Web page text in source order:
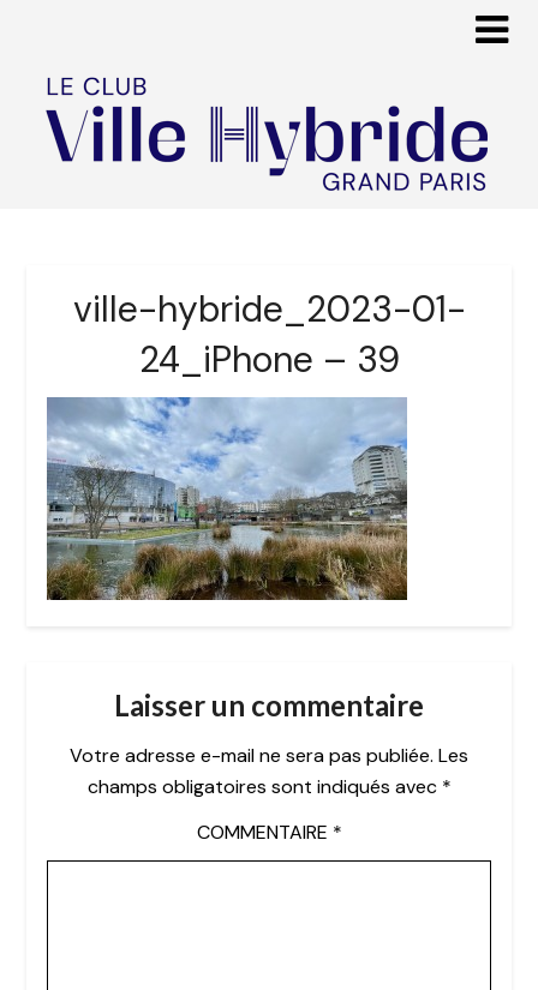
ville-hybride_2023-01-
24_iPhone – 39
Laisser un commentaire
Votre adresse e-mail ne sera pas publiée. Les
champs obligatoires sont indiqués avec *
COMMENTAIRE *